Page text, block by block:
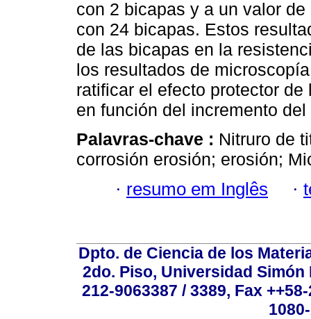
con 2 bicapas y a un valor
con 24 bicapas. Estos
de las bicapas en la
los resultados de
ratificar el efecto protector
en función del incremento
Palavras-chave : Nitruro de
corrosión erosión; erosión;
· resumo em Inglês ·
Dpto. de Ciencia de los
2do. Piso, Universidad
212-9063387 / 3389, Fax